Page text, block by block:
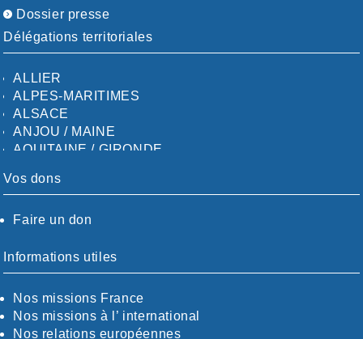
Dossier presse
Délégations territoriales
ALLIER
ALPES-MARITIMES
ALSACE
ANJOU / MAINE
AQUITAINE / GIRONDE
AUDE
CALVADOS-ORNE
CHARENTE-MARITIME
CÖTE-D'OR
CÖTES-D'ARMOR
DORDOGNE
DRÖME / ARDÈCHE
Vos dons
Faire un don
Informations utiles
Nos missions France
Nos missions à l’ international
Nos relations européennes